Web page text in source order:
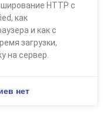
HTTP с
как
и как с
загрузки,
на сервер.
нет